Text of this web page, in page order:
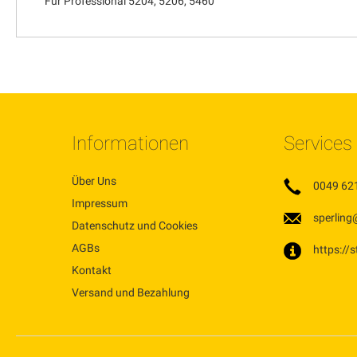
Informationen
Über Uns
Impressum
Datenschutz und Cookies
AGBs
Kontakt
Versand und Bezahlung
Services
0049
https://